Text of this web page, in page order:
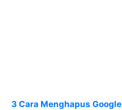
3 Cara Menghapus